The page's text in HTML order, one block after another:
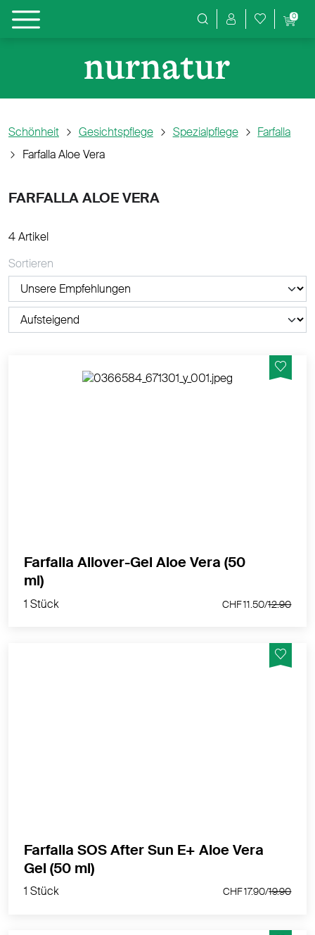
Produktsuche
0
Schönheit Gesichtspflege Spezialpflege
Farfalla
Farfalla Aloe Vera
FARFALLA ALOE VERA
4 Artikel
Sortieren
Farfalla Allover-Gel Aloe Vera (50
ml)
1 Stück CHF 11.50/12.90
1 Stück
Farfalla SOS After Sun E+ Aloe Vera
Gel (50 ml)
1 Stück CHF 17.90/19.90